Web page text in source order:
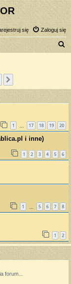
Zaloguj się
się
a
j
1 17 18 19 20
i inne)
1 2 3 4 5 6
1 5 6 7 8
1 2
forum...